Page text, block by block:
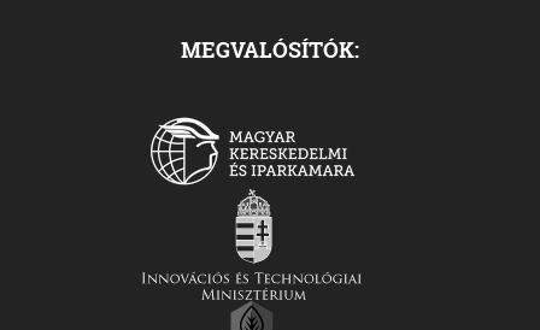
MEGVALÓSÍTÓK: